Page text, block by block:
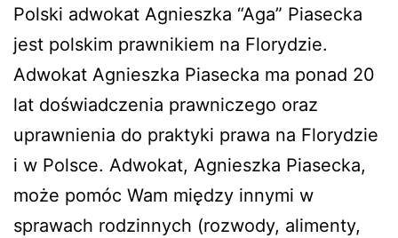
Polski adwokat Agnieszka “Aga” Piasecka
jest polskim prawnikiem na Florydzie.
Adwokat Agnieszka Piasecka ma ponad 20
lat doświadczenia prawniczego oraz
uprawnienia do praktyki prawa na Florydzie
i w Polsce. Adwokat, Agnieszka Piasecka,
może pomóc Wam między innymi w
sprawach rodzinnych (rozwody, alimenty,